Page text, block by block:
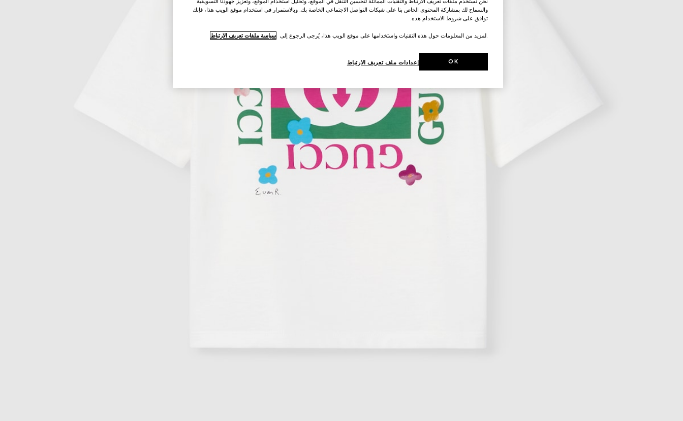
والسماح لك بمشاركة المحتوى الخاص بنا على شبكات التواصل الاجتماعي الخاصة بك. وبالاستمرار في استخدام موقع الويب هذا، فإنك
توافق على شروط الاستخدام هذه.
.لمزيد من المعلومات حول هذه التقنيات واستخدامها على موقع الويب هذا، يُرجى الرجوع إلى سياسة ملفات تعريف الارتباط
إعدادات ملف تعريف الارتباط OK